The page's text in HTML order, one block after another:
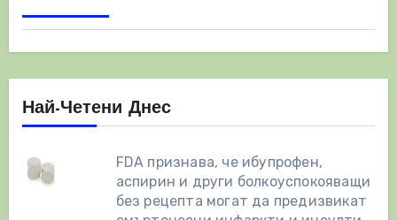
Най-Четени Днес
FDA признава, че ибупрофен,
аспирин и други болкоуспокояващи
без рецепта могат да предизвикат